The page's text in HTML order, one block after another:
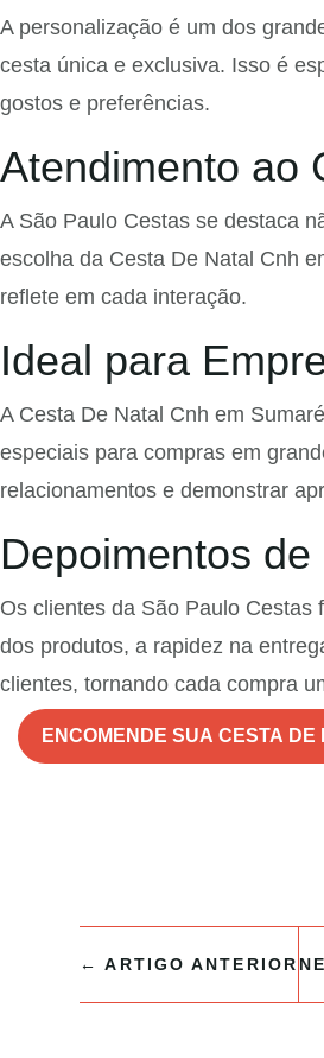
A personalização é um dos
cesta única e exclusiva. Isso é
gostos e preferências.
Atendimento ao
A São Paulo Cestas se destaca
escolha da Cesta De Natal Cnh
reflete em cada interação.
Ideal para
A Cesta De Natal Cnh em
especiais para compras em
relacionamentos e demonstrar
Depoimentos
Os clientes da São Paulo
dos produtos, a rapidez na
clientes, tornando cada compra
ENCOMENDE SUA CESTA DE
←ARTIGO ANTERIOR